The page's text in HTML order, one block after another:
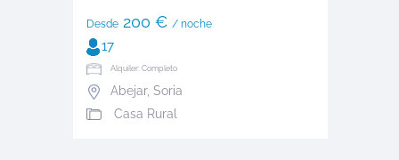
Desde200 € / noche
17
Alquiler: Completo
Abejar, Soria
Casa Rural